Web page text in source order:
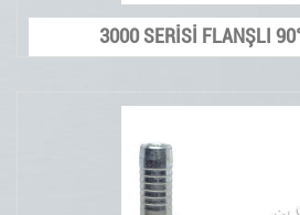
3000 SERİSİ FLANŞLI